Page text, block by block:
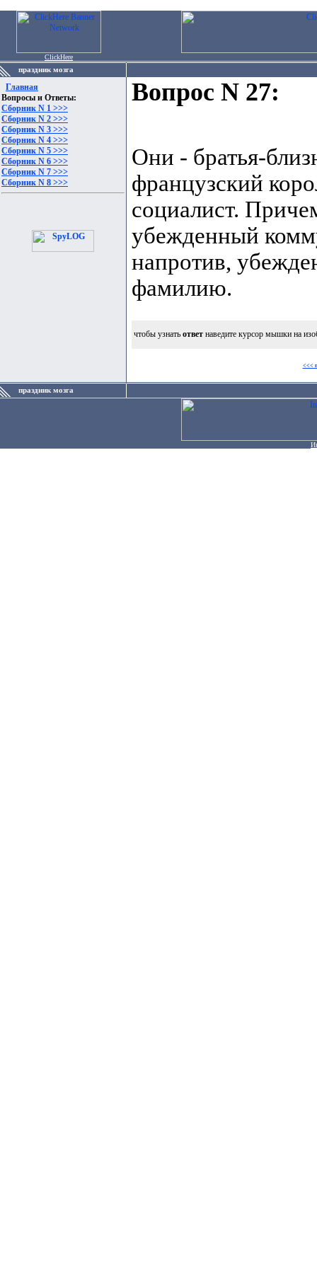
ClickHere
праздник мозга
Главная
Вопросы и Ответы:
Сборник N 1 >>>
Сборник N 2 >>>
Сборник N 3 >>>
Сборник N 4 >>>
Сборник N 5 >>>
Сборник N 6 >>>
Сборник N 7 >>>
Сборник N 8 >>>
Вопрос N 27:
Они - братья-
французский
социалист.
убежденный
напротив,
фамилию.
чтобы узнать ответ наведите курсор мышки на
<<<
праздник мозга